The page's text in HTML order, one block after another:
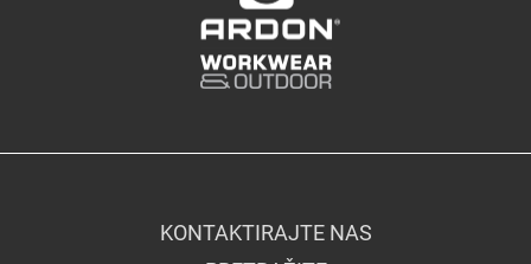
KONTAKTIRAJTE NAS